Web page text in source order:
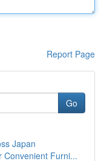
Report Page
Go
Japan
Convenient Furni...